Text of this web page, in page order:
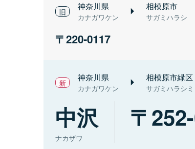
神奈川県
カナガワケン
相模原市
サガミハラシ
220-0117
神奈川県
カナガワケン
相模原市緑区
サガミハラシ
中沢
ナカザワ